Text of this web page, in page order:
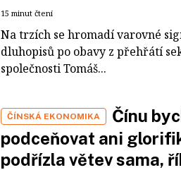
15 minut čtení
Na trzích se hromadí varovné
dluhopisů po obavy z přehřátí
společnosti Tomáš...
ČÍNSKÁ EKONOMIKA
Čínu
podceňovat ani
podřízla větev sama,